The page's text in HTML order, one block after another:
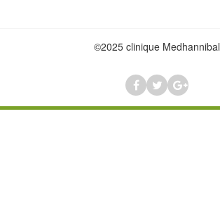
©2025 clinique Medhannibal